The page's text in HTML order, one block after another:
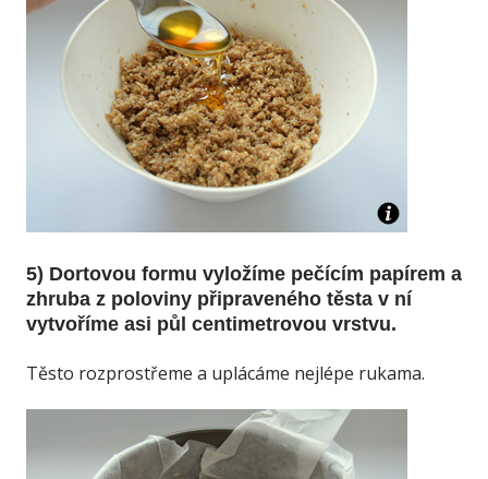
5) Dortovou formu vyložíme pečícím papírem a
zhruba z poloviny připraveného těsta v ní
vytvoříme asi půl centimetrovou vrstvu.
Těsto rozprostřeme a uplácáme nejlépe rukama.